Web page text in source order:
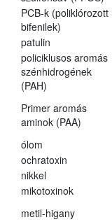
PCB-k (poliklórozott
bifenilek)
patulin
policiklusos aromás
szénhidrogének
(PAH)
Primer aromás
aminok (PAA)
ólom
ochratoxin
nikkel
mikotoxinok
metil-higany